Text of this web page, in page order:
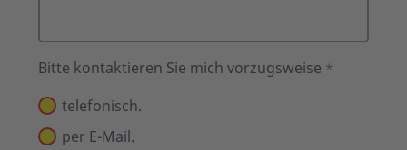
Bitte kontaktieren Sie mich vorzugsweise *
telefonisch.
per E-Mail.